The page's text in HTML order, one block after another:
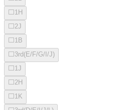
⬜ 1H
⬜ 2J
⬜ 1B
⬜ 3rd(E/F/G/I/J)
⬜ 1J
⬜ 2H
⬜ 1K